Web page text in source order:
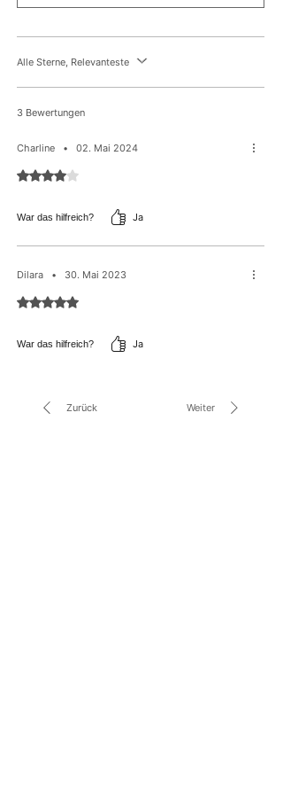
Einnahme von Aknemedikamenten ist die Anwendung
Ungleichmässige Textur
Alle Sterne, Relevanteste
3 Bewertungen
Charline • 02. Mai 2024
Mit 4 von 5 Sternen bewertet.
War das hilfreich? Ja
Dilara • 30. Mai 2023
Mit 5 von 5 Sternen bewertet.
War das hilfreich? Ja
Zurück Weiter